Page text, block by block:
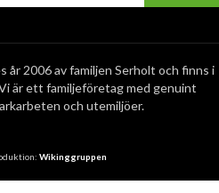
år 2006 av familjen Serholt och finns i
är ett familjeföretag med genuint
och utemiljöer.
Wikinggruppen